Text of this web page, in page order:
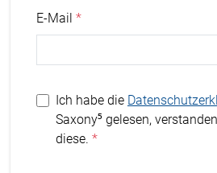
E-Mail
Ich habe die
Saxony⁵ gelesen,
diese.